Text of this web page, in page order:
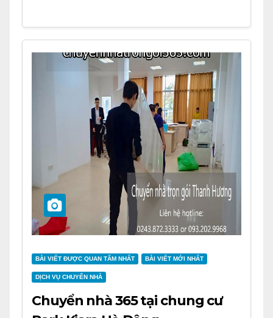
BÀI VIẾT ĐƯỢC QUAN TÂM NHẤT BÀI VIẾT MỚI NHẤT
DỊCH VỤ CHUYỂN NHÀ
Chuyển nhà 365 tại chung cư